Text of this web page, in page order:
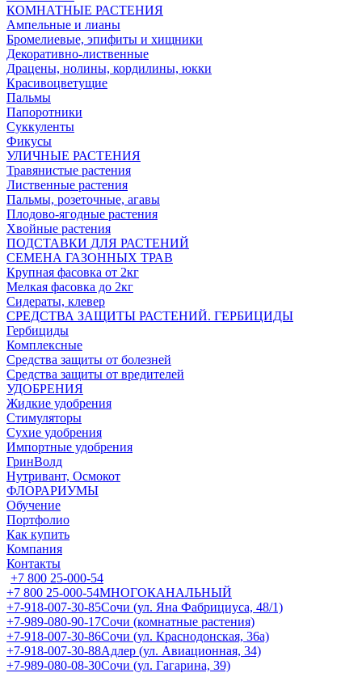
КОМНАТНЫЕ РАСТЕНИЯ
Ампельные и лианы
Бромелиевые, эпифиты и хищники
Декоративно-лиственные
Драцены, нолины, кордилины, юкки
Красивоцветущие
Пальмы
Папоротники
Суккуленты
Фикусы
УЛИЧНЫЕ РАСТЕНИЯ
Травянистые растения
Лиственные растения
Пальмы, розеточные, агавы
Плодово-ягодные растения
Хвойные растения
ПОДСТАВКИ ДЛЯ РАСТЕНИЙ
СЕМЕНА ГАЗОННЫХ ТРАВ
Крупная фасовка от 2кг
Мелкая фасовка до 2кг
Сидераты, клевер
СРЕДСТВА ЗАЩИТЫ РАСТЕНИЙ. ГЕРБИЦИДЫ
Гербициды
Комплексные
Средства защиты от болезней
Средства защиты от вредителей
УДОБРЕНИЯ
Жидкие удобрения
Стимуляторы
Сухие удобрения
Импортные удобрения
ГринВолд
Нутривант, Осмокот
ФЛОРАРИУМЫ
Обучение
Портфолио
Как купить
Компания
Контакты
+7 800 25-000-54
+7 800 25-000-54МНОГОКАНАЛЬНЫЙ
+7-918-007-30-85Сочи (ул. Яна Фабрициуса, 48/1)
+7-989-080-90-17Сочи (комнатные растения)
+7-918-007-30-86Сочи (ул. Краснодонская, 36а)
+7-918-007-30-88Адлер (ул. Авиационная, 34)
+7-989-080-08-30Сочи (ул. Гагарина, 39)